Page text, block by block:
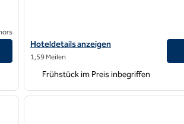
Hoteldetails für Hampton by Hilton
Hoteldetails anzeigen
1,59 Meilen
Frühstück im Preis inbegriffen
nächstes Bild
1 von 5